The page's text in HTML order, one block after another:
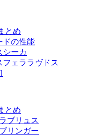
とめ
ドの性能
シーカ
フェララヴドス
とめ
ブリュス
リンガー